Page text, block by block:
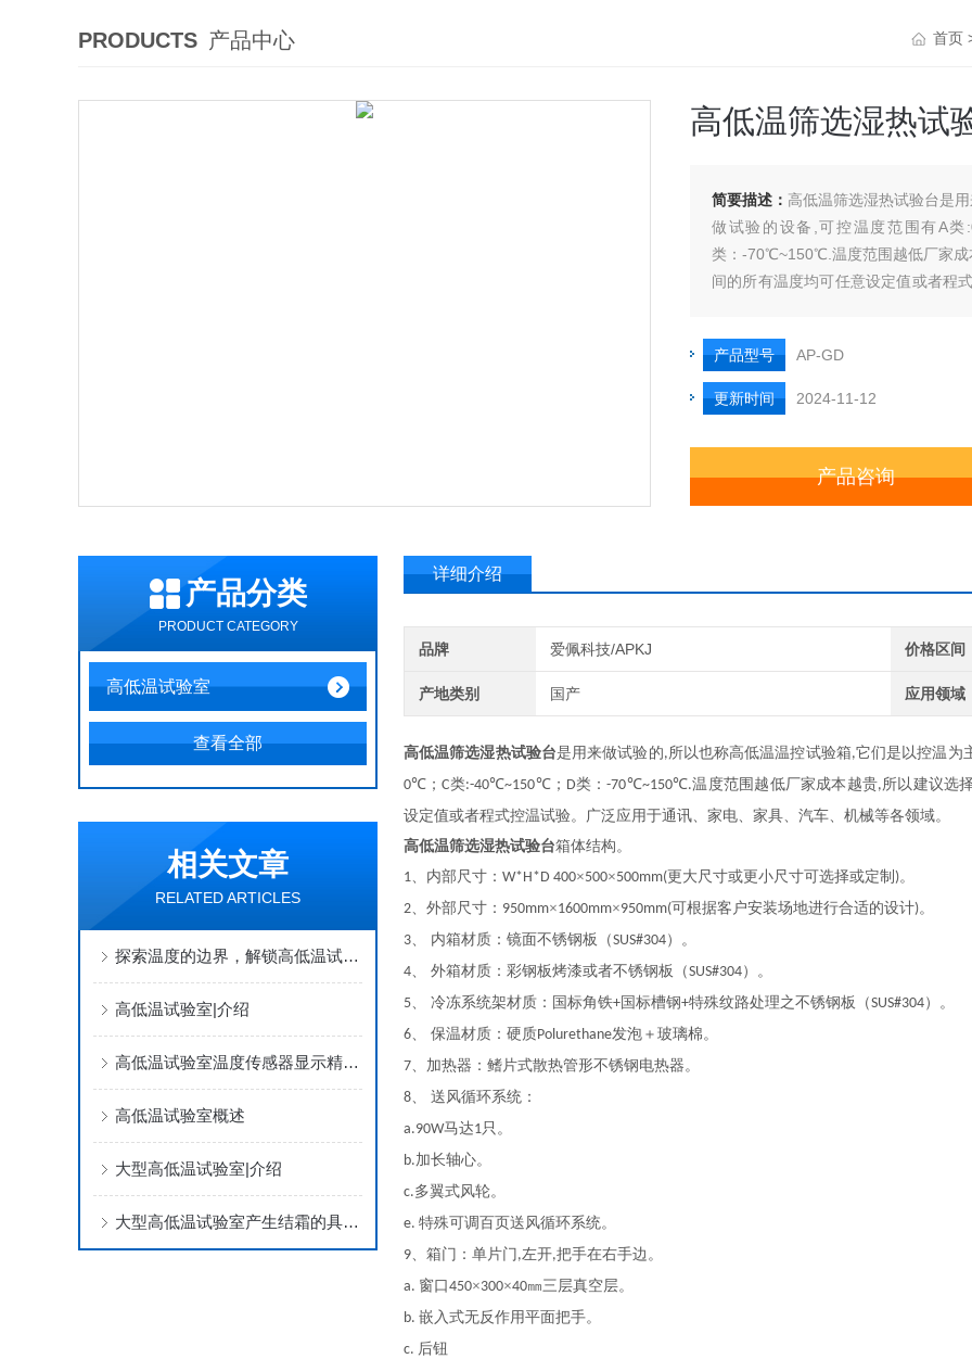
PRODUCTS 产品中心 首页
高低温筛选湿热试
简要描述： 高低温筛选湿热试验台是
做试验的设备,可控温度范围有A
类：-70℃~150℃.温度范围越低厂家成
间的所有温度均可任意设定值或者程
产品型号 AP-GD
更新时间 2024-11-12
产品咨询
产品分类
PRODUCT CATEGORY
高低温试验室
查看全部
相关文章
RELATED ARTICLES
探索温度的边界，解锁高低温试验室的奥秘
高低温试验室|介绍
高低温试验室温度传感器显示精度问题，体现在哪些方面
高低温试验室概述
大型高低温试验室|介绍
大型高低温试验室产生结霜的具体因素有哪些呢？
详细介绍
品牌 爱佩科技/APKJ 价格区间
产地类别 国产 应用领域
高低温筛选湿热试验台是用来做试验的,所以也称高低温温控试验箱,它们是以控温为
0℃；C类:-40℃~150℃； D类：-70℃~150℃.温度范围越低厂家成本越贵,所以建议选
设定值或者程式控温试验。广泛应用于通讯、家电、家具、汽车、机械等各领域。
高低温筛选湿热试验台箱体结构。
1、内部尺寸： W*H*D 400×500×500mm(更大尺寸或更小尺寸可选择或定制 )。
2、外部尺寸： 950mm×1600mm×950mm(可根据客户安装场地进行合适的设计)。
3、 内箱材质：镜面不锈钢板（SUS#304）。
4、 外箱材质：彩钢板烤漆或者不锈钢板（SUS#304）。
5、 冷冻系统架材质：国标角铁+ 国标槽钢+特殊纹路处理之不锈钢板（SUS#304）。
6、 保温材质：硬质Polurethane发泡＋玻璃棉。
7、加热器：鳍片式散热管形不锈钢电热器。
8、 送风循环系统：
a.90W马达1只。
b.加长轴心。
c.多翼式风轮。
e. 特殊可调百页送风循环系统。
9、箱门：单片门 ,左开,把手在右手边。
a. 窗口 450×300×40㎜三层真空层。
b. 嵌入式无反作用平面把手。
c. 后钮